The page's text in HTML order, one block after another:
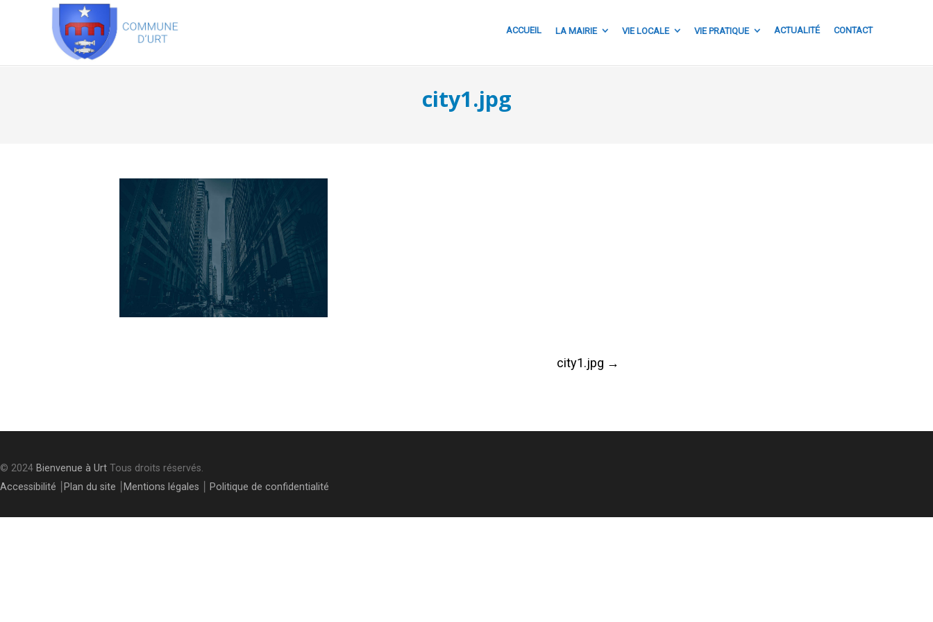
ACCUEIL LA MAIRIE VIE LOCALE VIE PRATIQUE ACTUALITÉ CONTACT
city1.jpg
city1.jpg →
© 2024 Bienvenue à Urt Tous droits réservés.
Accessibilité
Plan du site Mentions légales Politique de confidentialité